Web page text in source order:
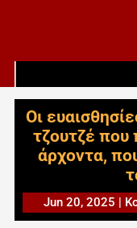
Οι
τζουτζέ που
άρχοντα,
Jun 20, 2025 |